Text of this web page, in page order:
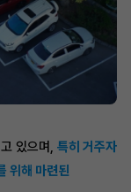
있으며, 특히 거주자
위해 마련된